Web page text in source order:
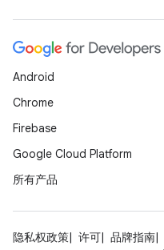
Android
Chrome
Firebase
Google Cloud Platform
所有产品
隐私权政策 许可 品牌指南